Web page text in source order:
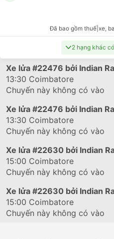
Đã bao gồm thuế xe,
2 hạng khác
Xe lửa #22476 bởi Indian
13:30 Coimbatore
Chuyến này không có vào
Xe lửa #22476 bởi Indian
13:30 Coimbatore
Chuyến này không có vào
Xe lửa #22630 bởi Indian
15:00 Coimbatore
Chuyến này không có vào
Xe lửa #22630 bởi Indian
15:00 Coimbatore
Chuyến này không có vào